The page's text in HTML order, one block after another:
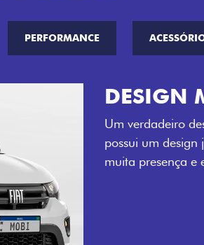
PERFORMANCE
CINCO
O Fiat Mobi tem
entre o Preto
Bari e Cinza